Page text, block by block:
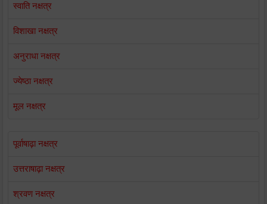
स्वाति नक्षत्र
विशाखा नक्षत्र
अनुराधा नक्षत्र
ज्येष्ठा नक्षत्र
मूल नक्षत्र
पूर्वाषाढ़ा नक्षत्र
उत्तराषाढ़ा नक्षत्र
श्रवण नक्षत्र